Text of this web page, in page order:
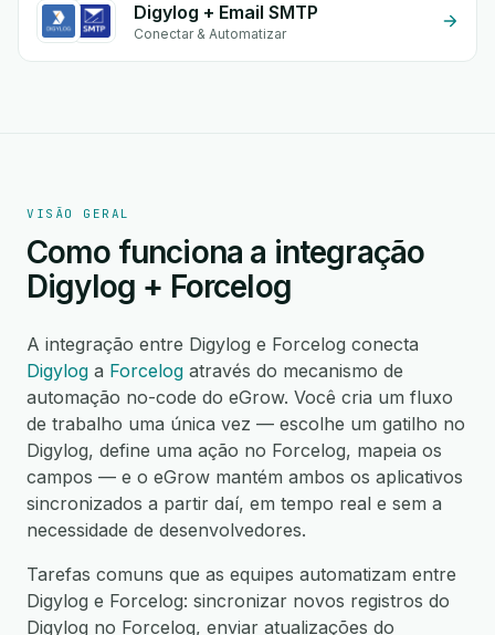
Digylog + Email SMTP
Conectar & Automatizar
VISÃO GERAL
Como funciona a integração
Digylog + Forcelog
A integração entre Digylog e Forcelog conecta
Digylog a Forcelog através do mecanismo de
automação no-code do eGrow. Você cria um fluxo
de trabalho uma única vez — escolhe um gatilho no
Digylog, define uma ação no Forcelog, mapeia os
campos — e o eGrow mantém ambos os aplicativos
sincronizados a partir daí, em tempo real e sem a
necessidade de desenvolvedores.
Tarefas comuns que as equipes automatizam entre
Digylog e Forcelog: sincronizar novos registros do
Digylog no Forcelog, enviar atualizações do